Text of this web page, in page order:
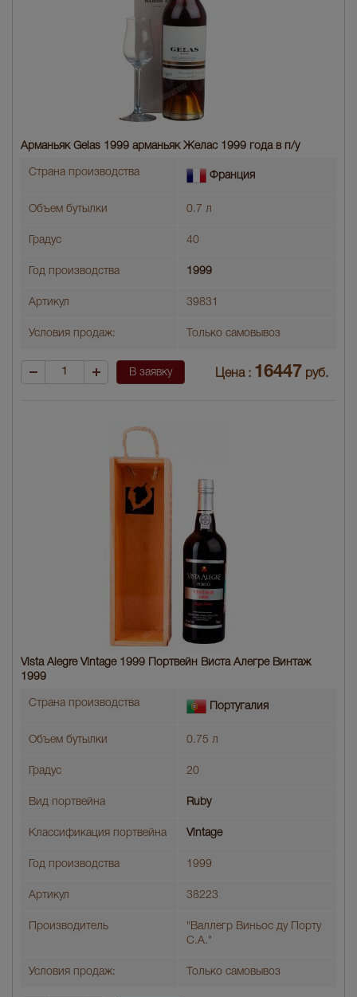
Арманьяк Gelas 1999 арманьяк Желас 1999 года в п/у
Страна производства Франция
Объем бутылки 0.7 л
Градус 40
Год производства 1999
Артикул 39831
Условия продаж: Только самовывоз
В заявку Цена : 16447 руб.
Vista Alegre Vintage 1999 Портвейн Виста Алегре Винтаж
1999
Страна производства Португалия
Объем бутылки 0.75 л
Градус 20
Вид портвейна Ruby
Классификация портвейна Vintage
Год производства 1999
Артикул 38223
Производитель
"Валлегр Виньос ду Порту
С.А."
Условия продаж: Только самовывоз